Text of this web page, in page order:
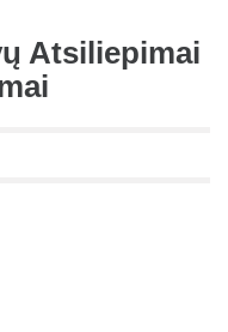
Atsiliepimai